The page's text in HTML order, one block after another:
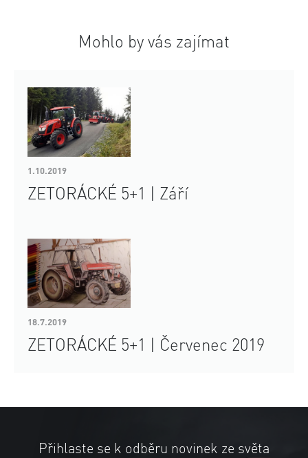
Mohlo by vás zajímat
ZETORÁCKÉ 5+1 | Září
1.10.2019
ZETORÁCKÉ 5+1 | Červenec 2019
18.7.2019
Přihlaste se k odběru novinek ze světa